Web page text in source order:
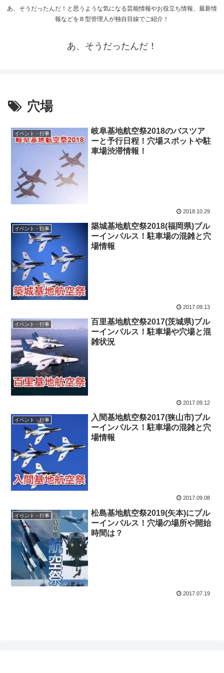
あ、そうだったんだ！と思うような気になる芸能情報やお役立ち情報、最新情
報などをＢ型管理人が独自目線でご紹介！
あ、そうだったんだ！
穴場
イベント・行事
岐阜基地航空祭2018のバスツア
ーと予行日程！穴場スポットや駐
車場渋滞情報！
2018.10.29
イベント・行事
築城基地航空祭2018(福岡県)ブル
ーインパルス！駐車場の混雑と穴
場情報
2017.09.13
イベント・行事
百里基地航空祭2017(茨城県)ブル
ーインパルス！駐車場や穴場と混
雑状況
2017.09.12
イベント・行事
入間基地航空祭2017(狭山市)ブル
ーインパルス！駐車場の混雑と穴
場情報
2017.09.08
イベント・行事
松島基地航空祭2019(矢本)にブル
ーインパルス！穴場の場所や開始
時間は？
2017.07.19